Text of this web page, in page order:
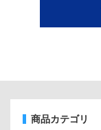
商品カテゴリ